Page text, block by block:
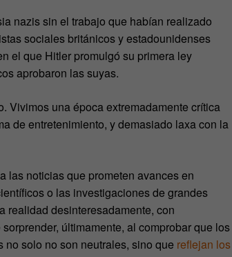
nazis sin el trabajo que habían realizado
sociales británicos y estadounidenses
el que Hitler promulgó su primera ley
aprobaron las suyas.
Vivimos una época extremadamente crítica
de entretenimiento, y demasiado laxa con la
las noticias que prometen avances en
o las investigaciones de grandes
realidad desinteresadamente, con
últimamente, al comprobar que los
solo no son neutrales, sino que reflejan los